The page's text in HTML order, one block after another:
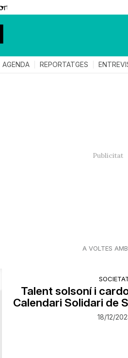
▼
AGENDA REPORTATGES
A VOLTES
Talent solsoní i
Calendari Solidari de
18/12/